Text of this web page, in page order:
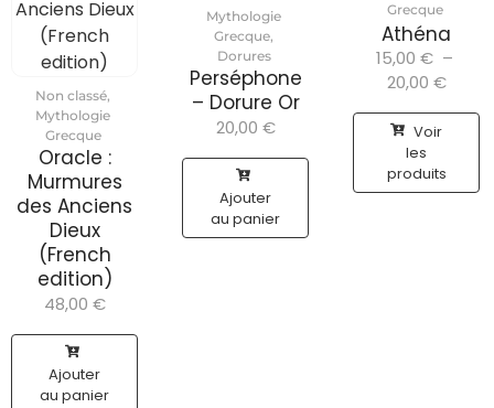
Non classé,
Mythologie
Grecque
Oracle :
Murmures
des Anciens
Dieux
(French
edition)
48,00 €
Ajouter
au panier
Mythologie
Grecque,
Dorures
Perséphone
– Dorure Or
20,00 €
Ajouter
au panier
Grecque
Athéna
15,00 € –
20,00 €
Voir
les
produits